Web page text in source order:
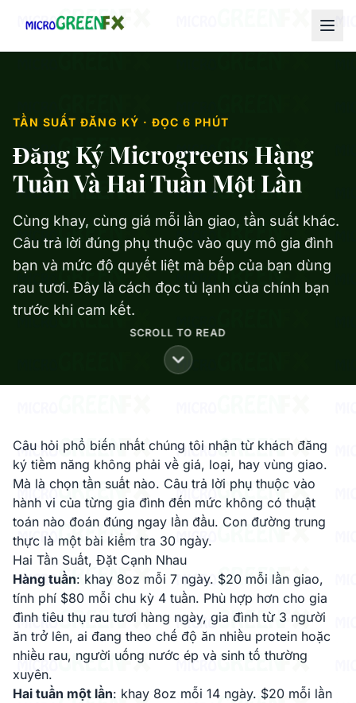
TẦN SUẤT ĐĂNG KÝ · ĐỌC 6 PHÚT
Đăng Ký Microgreens Hàng
Tuần Và Hai Tuần Một Lần
Cùng khay, cùng giá mỗi lần giao, tần suất khác.
Câu trả lời đúng phụ thuộc vào quy mô gia đình
bạn và mức độ quyết liệt mà bếp của bạn dùng
rau tươi. Đây là cách đọc tủ lạnh của chính bạn
trước khi cam kết.
SCROLL TO READ
Câu hỏi phổ biến nhất chúng tôi nhận từ khách đăng
ký tiềm năng không phải về giá, loại, hay vùng giao.
Mà là chọn tần suất nào. Câu trả lời phụ thuộc vào
hành vi của từng gia đình đến mức không có thuật
toán nào đoán đúng ngay lần đầu. Con đường trung
thực là một bài kiểm tra 30 ngày.
Hai Tần Suất, Đặt Cạnh Nhau
Hàng tuần: khay 8oz mỗi 7 ngày. $20 mỗi lần giao,
tính phí $80 mỗi chu kỳ 4 tuần. Phù hợp hơn cho gia
đình tiêu thụ rau tươi hàng ngày, gia đình từ 3 người
ăn trở lên, ai đang theo chế độ ăn nhiều protein hoặc
nhiều rau, người uống nước ép và sinh tố thường
xuyên.
Hai tuần một lần: khay 8oz mỗi 14 ngày. $20 mỗi lần